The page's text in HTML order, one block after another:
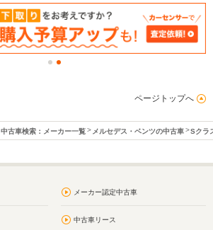
ページトップへ
中古車検索：メーカー一覧 メルセデス・ベンツの中古車 Sクラ
メーカー認定中古車
中古車リース